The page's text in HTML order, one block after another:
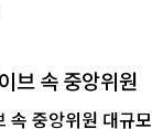
브 속 중앙위원